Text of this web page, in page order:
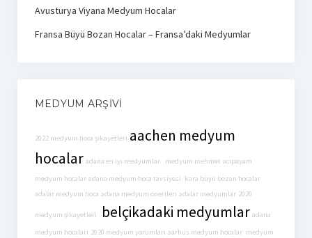
Avusturya Viyana Medyum Hocalar
Fransa Büyü Bozan Hocalar – Fransa’daki Medyumlar
MEDYUM ARŞIVI
2022 medyum hoca şikayetleri aachen medyum
hocalar adana en iyi medyumlar medyum mehmet acıpayam
medyum hocalar adana medyum hoca tavsiyesi kara büyü bozan hocalar
adalar medyum hoca adana medyum önerileri adalar medyumlar 2020
medyum şikayetleri belçikadaki medyumlar adana
medyum hocaları 2020 medyum yorumları aarhus medyum hocalar medyum